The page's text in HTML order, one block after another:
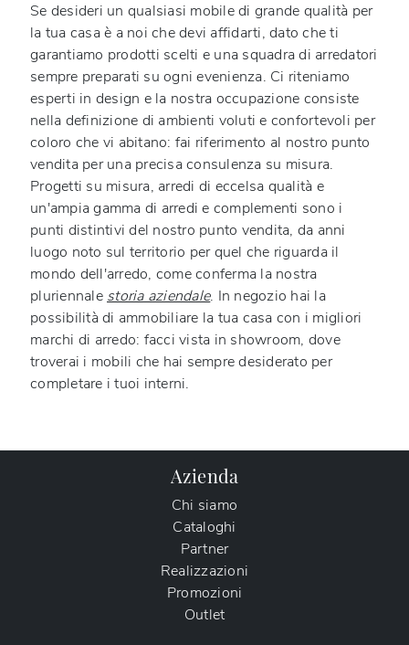
Se desideri un qualsiasi mobile di grande qualità per
la tua casa è a noi che devi affidarti, dato che ti
garantiamo prodotti scelti e una squadra di arredatori
sempre preparati su ogni evenienza. Ci riteniamo
esperti in design e la nostra occupazione consiste
nella definizione di ambienti voluti e confortevoli per
coloro che vi abitano: fai riferimento al nostro punto
vendita per una precisa consulenza su misura.
Progetti su misura, arredi di eccelsa qualità e
un'ampia gamma di arredi e complementi sono i
punti distintivi del nostro punto vendita, da anni
luogo noto sul territorio per quel che riguarda il
mondo dell'arredo, come conferma la nostra
pluriennale storia aziendale. In negozio hai la
possibilità di ammobiliare la tua casa con i migliori
marchi di arredo: facci vista in showroom, dove
troverai i mobili che hai sempre desiderato per
completare i tuoi interni.
Azienda
Chi siamo
Cataloghi
Partner
Realizzazioni
Promozioni
Outlet